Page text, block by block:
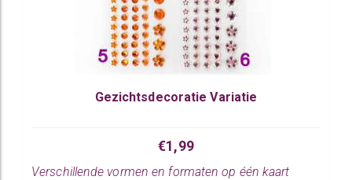
Gezichtsdecoratie Variatie
€1,99
Verschillende vormen en formaten op één kaart